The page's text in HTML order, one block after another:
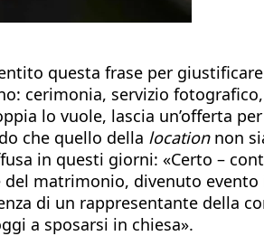
questa frase per
cerimonia, servizio
lo vuole, lascia un’offerta
che quello della locationnon
in questi giorni: «Certo –
matrimonio, divenuto
di un rappresentante della
a sposarsi in chiesa».